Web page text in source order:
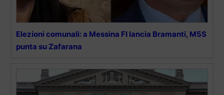
Elezioni comunali: a Messina FI lancia Bramanti, M5S
punta su Zafarana